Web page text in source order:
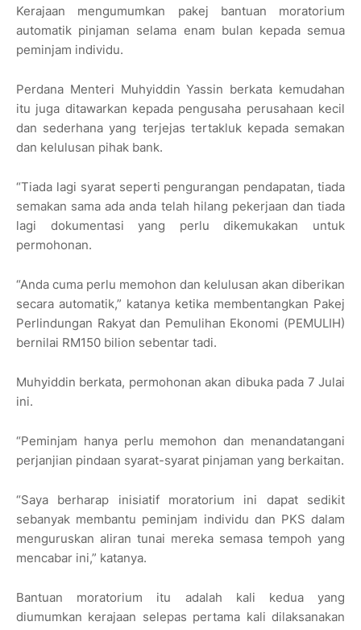
Kerajaan mengumumkan pakej bantuan moratorium
automatik pinjaman selama enam bulan kepada semua
peminjam individu.
Perdana Menteri Muhyiddin Yassin berkata kemudahan
itu juga ditawarkan kepada pengusaha perusahaan kecil
dan sederhana yang terjejas tertakluk kepada semakan
dan kelulusan pihak bank.
“Tiada lagi syarat seperti pengurangan pendapatan, tiada
semakan sama ada anda telah hilang pekerjaan dan tiada
lagi dokumentasi yang perlu dikemukakan untuk
permohonan.
“Anda cuma perlu memohon dan kelulusan akan diberikan
secara automatik,” katanya ketika membentangkan Pakej
Perlindungan Rakyat dan Pemulihan Ekonomi (PEMULIH)
bernilai RM150 bilion sebentar tadi.
Muhyiddin berkata, permohonan akan dibuka pada 7 Julai
ini.
“Peminjam hanya perlu memohon dan menandatangani
perjanjian pindaan syarat-syarat pinjaman yang berkaitan.
“Saya berharap inisiatif moratorium ini dapat sedikit
sebanyak membantu peminjam individu dan PKS dalam
menguruskan aliran tunai mereka semasa tempoh yang
mencabar ini,” katanya.
Bantuan moratorium itu adalah kali kedua yang
diumumkan kerajaan selepas pertama kali dilaksanakan